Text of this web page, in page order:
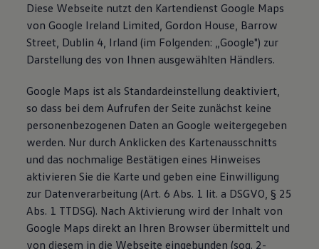
Diese Webseite nutzt den Kartendienst Google Maps
von Google Ireland Limited, Gordon House, Barrow
Street, Dublin 4, Irland (im Folgenden: „Google") zur
Darstellung des von Ihnen ausgewählten Händlers.
Google Maps ist als Standardeinstellung deaktiviert,
so dass bei dem Aufrufen der Seite zunächst keine
personenbezogenen Daten an Google weitergegeben
werden. Nur durch Anklicken des Kartenausschnitts
und das nochmalige Bestätigen eines Hinweises
aktivieren Sie die Karte und geben eine Einwilligung
zur Datenverarbeitung (Art. 6 Abs. 1 lit. a DSGVO, § 25
Abs. 1 TTDSG). Nach Aktivierung wird der Inhalt von
Google Maps direkt an Ihren Browser übermittelt und
von diesem in die Webseite eingebunden (sog. 2-